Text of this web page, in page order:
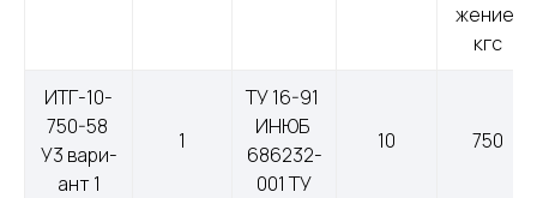
жение,
кгс
ИТГ-10-
750-58
У3 ва­ри­
ант 1
1
ТУ 16-91
ИНЮБ
686232-
001 ТУ
10 750